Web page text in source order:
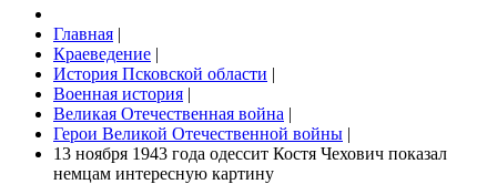
Главная |
Краеведение |
История Псковской области |
Военная история |
Великая Отечественная война |
Герои Великой Отечественной войны |
13 ноября 1943 года одессит Костя Чехович показал
немцам интересную картину